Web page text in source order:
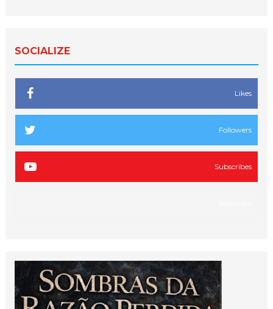
SOCIALIZE
Likes
Followers
Subscribes